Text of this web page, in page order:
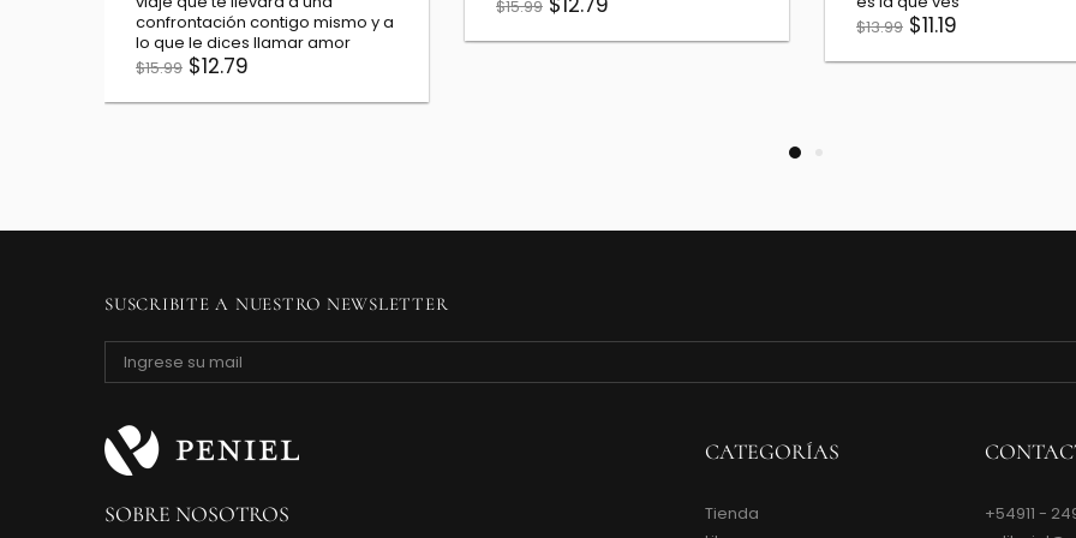
$13.99 $11.19
$12.99
SUSCRIBITE A NUESTRO NEWSLETTER
SOBRE NOSOTROS
CATEGORÍAS
Tienda
+54911 -